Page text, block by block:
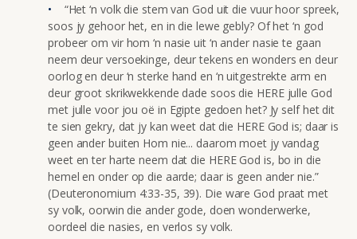
“Het ‘n volk die stem van God uit die vuur hoor spreek,
soos jy gehoor het, en in die lewe gebly? Of het ‘n god
probeer om vir hom ‘n nasie uit ‘n ander nasie te gaan
neem deur versoekinge, deur tekens en wonders en deur
oorlog en deur ‘n sterke hand en ‘n uitgestrekte arm en
deur groot skrikwekkende dade soos die HERE julle God
met julle voor jou oë in Egipte gedoen het? Jy self het dit
te sien gekry, dat jy kan weet dat die HERE God is; daar is
geen ander buiten Hom nie... daarom moet jy vandag
weet en ter harte neem dat die HERE God is, bo in die
hemel en onder op die aarde; daar is geen ander nie.”
(Deuteronomium 4:33-35, 39). Die ware God praat met
sy volk, oorwin die ander gode, doen wonderwerke,
oordeel die nasies, en verlos sy volk.